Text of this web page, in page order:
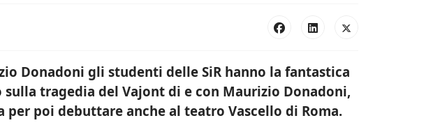
Donadoni gli studenti delle SiR hanno la fantastica
tragedia del Vajont di e con Maurizio Donadoni,
poi debuttare anche al teatro Vascello di Roma.